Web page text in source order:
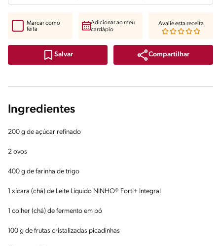
Salvar Compartilhar
Marcar como
feita
Adicionar ao meu
cardápio
Avalie esta receita
Ingredientes
200 g de açúcar refinado
2 ovos
400 g de farinha de trigo
1 xícara (chá) de Leite Líquido NINHO® Forti+ Integral
1 colher (chá) de fermento em pó
100 g de frutas cristalizadas picadinhas